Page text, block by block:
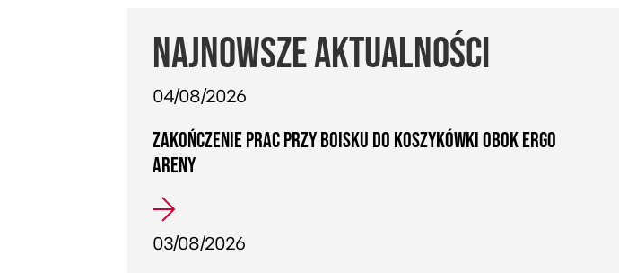
NAJNOWSZE AKTUALNOŚCI
04/08/2026
ZAKOŃCZENIE PRAC PRZY BOISKU DO KOSZYKÓWKI OBOK ERGO
ARENY
03/08/2026